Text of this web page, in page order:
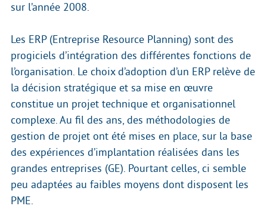
sur l’année 2008.
Les ERP (Entreprise Resource Planning) sont des
progiciels d’intégration des différentes fonctions de
l’organisation. Le choix d’adoption d’un ERP relève de
la décision stratégique et sa mise en œuvre
constitue un projet technique et organisationnel
complexe. Au fil des ans, des méthodologies de
gestion de projet ont été mises en place, sur la base
des expériences d’implantation réalisées dans les
grandes entreprises (GE). Pourtant celles, ci semble
peu adaptées au faibles moyens dont disposent les
PME.